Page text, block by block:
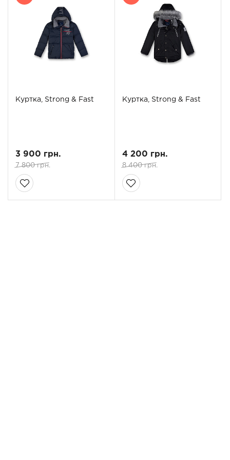
Куртка, Strong & Fast
3 900 грн.
7 800 грн.
Куртка, Strong & Fast
4 200 грн.
8 400 грн.